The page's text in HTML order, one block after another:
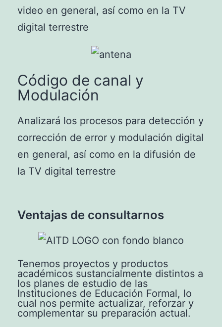
video en general, así como en la TV
digital terrestre
Código de canal y
Modulación
Analizará los procesos para detección y
corrección de error y modulación digital
en general, así como en la difusión de
la TV digital terrestre
Ventajas de consultarnos
Tenemos proyectos y productos
académicos sustancialmente distintos a
los planes de estudio de las
Instituciones de Educación Formal, lo
cual nos permite actualizar, reforzar y
complementar su preparación actual.